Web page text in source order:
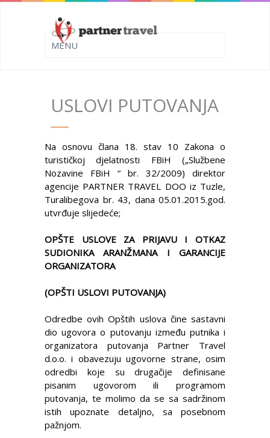
USLOVI PUTOVANJA
Na osnovu člana 18. stav 10 Zakona o
turističkoj djelatnosti FBiH („Službene
Nozavine FBiH “ br. 32/2009) direktor
agencije PARTNER TRAVEL DOO iz Tuzle,
Turalibegova br. 43, dana 05.01.2015.god.
utvrđuje slijedeće;
OPŠTE USLOVE ZA PRIJAVU I OTKAZ
SUDIONIKA ARANŽMANA I GARANCIJE
ORGANIZATORA
(OPŠTI USLOVI PUTOVANJA)
Odredbe ovih Opštih uslova čine sastavni
dio ugovora o putovanju između putnika i
organizatora putovanja Partner Travel
d.o.o. i obavezuju ugovorne strane, osim
odredbi koje su drugačije definisane
pisanim ugovorom ili programom
putovanja, te molimo da se sa sadržinom
istih upoznate detaljno, sa posebnom
pažnjom.